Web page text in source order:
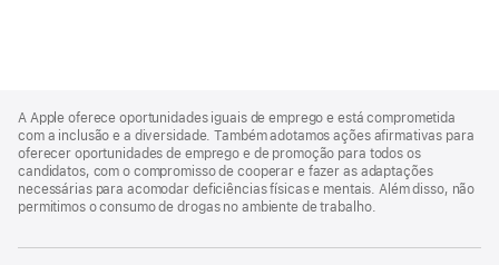
Footer
A Apple oferece oportunidades iguais de emprego e está comprometida
com a inclusão e a diversidade. Também adotamos ações afirmativas para
oferecer oportunidades de emprego e de promoção para todos os
candidatos, com o compromisso de cooperar e fazer as adaptações
necessárias para acomodar deficiências físicas e mentais. Além disso, não
permitimos o consumo de drogas no ambiente de trabalho.